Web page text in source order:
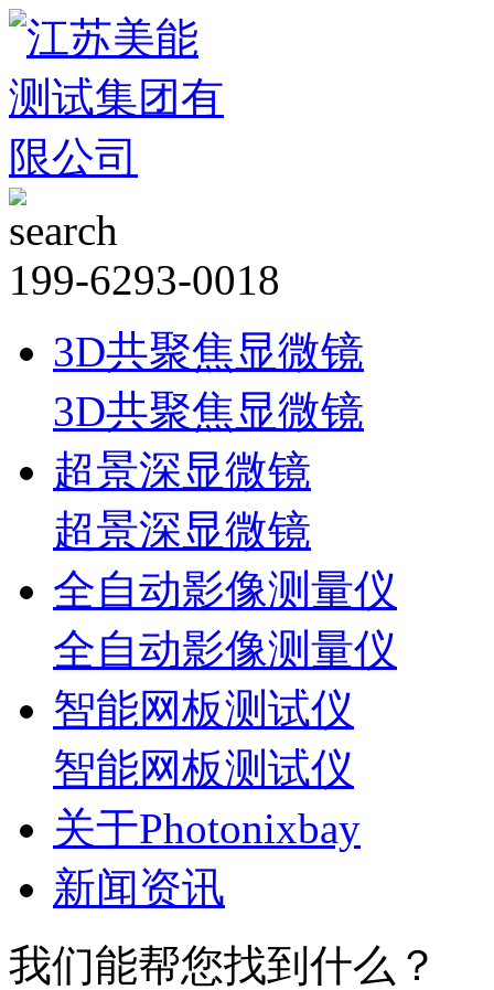
199-6293-0018
3D共聚焦显微镜
3D共聚焦显微镜
超景深显微镜
超景深显微镜
全自动影像测量仪
全自动影像测量仪
智能网板测试仪
智能网板测试仪
关于Photonixbay
新闻资讯
我们能帮您找到什么？